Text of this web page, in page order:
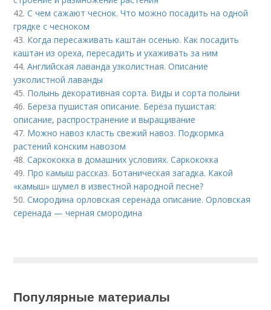
42.С чем сажают чеснок. Что можно посадить на одной
грядке с чесноком
43. Когда пересаживать каштан осенью. Как посадить
каштан из ореха, пересадить и ухаживать за ним
44.Английская лаванда узколистная. Описание
узколистной лаванды
45. Полынь декоративная сорта. Виды и сорта полыни
46. Береза пушистая описание. Берёза пушистая:
описание, распространение и выращивание
47. Можно навоз класть свежий навоз. Подкормка
растений конским навозом
48.Саркококка в домашних условиях. Саркококка
49. Про камыш рассказ. Ботаническая загадка. Какой
«камыш» шумел в известной народной песне?
50.Смородина орловская серенада описание. Орловская
серенада — черная смородина
Популярные материалы